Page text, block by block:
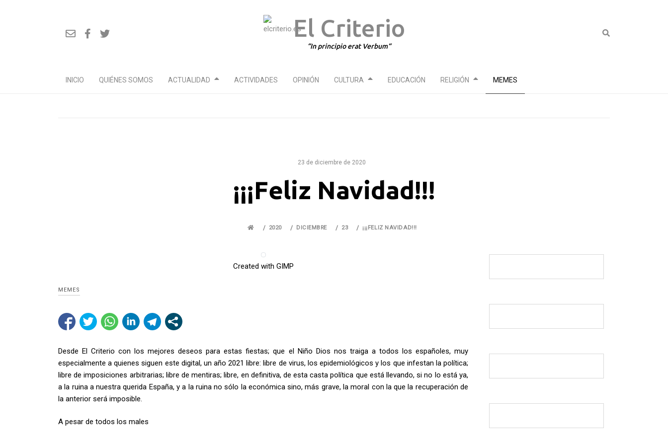
El Criterio
In principio erat Verbum
INICIO QUIÉNES SOMOS ACTUALIDAD ACTIVIDADES OPINIÓN CULTURA EDUCACIÓN RELIGIÓN MEMES
23 de diciembre de 2020
¡¡¡Feliz Navidad!!!
2020 DICIEMBRE 23 ¡¡¡FELIZ NAVIDAD!!!
Created with GIMP
MEMES
Desde El Criterio con los mejores deseos para estas fiestas; que el Niño Dios nos traiga a todos los españoles, muy
especialmente a quienes siguen este digital, un año 2021 libre: libre de virus, los epidemiológicos y los que infestan la política;
libre de imposiciones arbitrarias; libre de mentiras; libre, en definitiva, de esta casta política que está llevando, si no lo está ya,
a la ruina a nuestra querida España, y a la ruina no sólo la económica sino, más grave, la moral con la que la recuperación de
la anterior será imposible.
A pesar de todos los males